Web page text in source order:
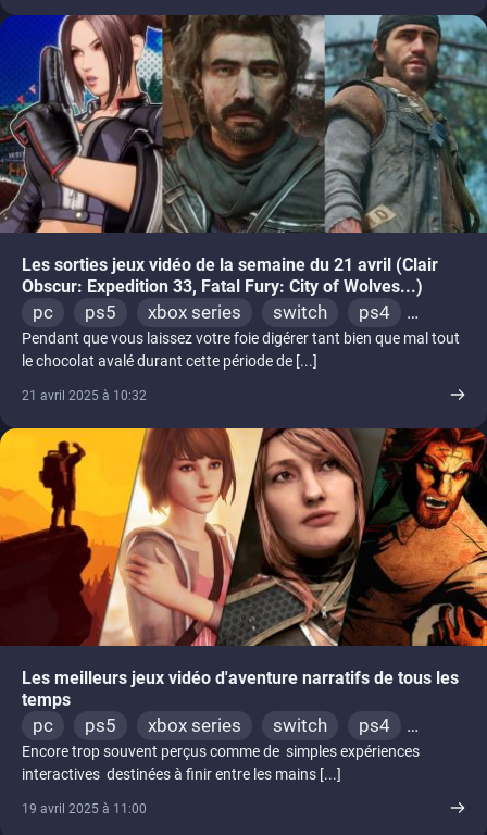
Les sorties jeux vidéo de la semaine du 21 avril (Clair
Obscur: Expedition 33, Fatal Fury: City of Wolves...)
pc ps5 xbox series switch
ps4
xbox one
Pendant que vous laissez votre foie digérer tant bien que mal tout
le chocolat avalé durant cette période de [...]
21 avril 2025 à 10:32
Les meilleurs jeux vidéo d'aventure narratifs de tous les
temps
pc ps5 xbox series switch
ps4
xbox one
ps3 xbox 360
Encore trop souvent perçus comme de simples expériences
interactives destinées à finir entre les mains [...]
19 avril 2025 à 11:00